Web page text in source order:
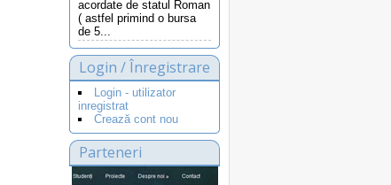
acordate de statul Roman
( astfel primind o bursa
de 5...
Login / Înregistrare
Login - utilizator
inregistrat
Crează cont nou
Parteneri